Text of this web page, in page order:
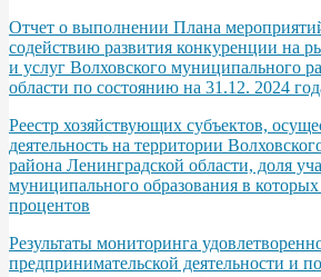
Отчет о выполнении Плана
содействию развития конкуренции на
и услуг Волховского муниципального
области по состоянию на 31.12. 2024
Реестр хозяйствующих субъектов,
деятельность на территории
района Ленинградской области, доля
муниципального образования в которых
процентов
Результаты мониторинга
предпринимательской деятельности и